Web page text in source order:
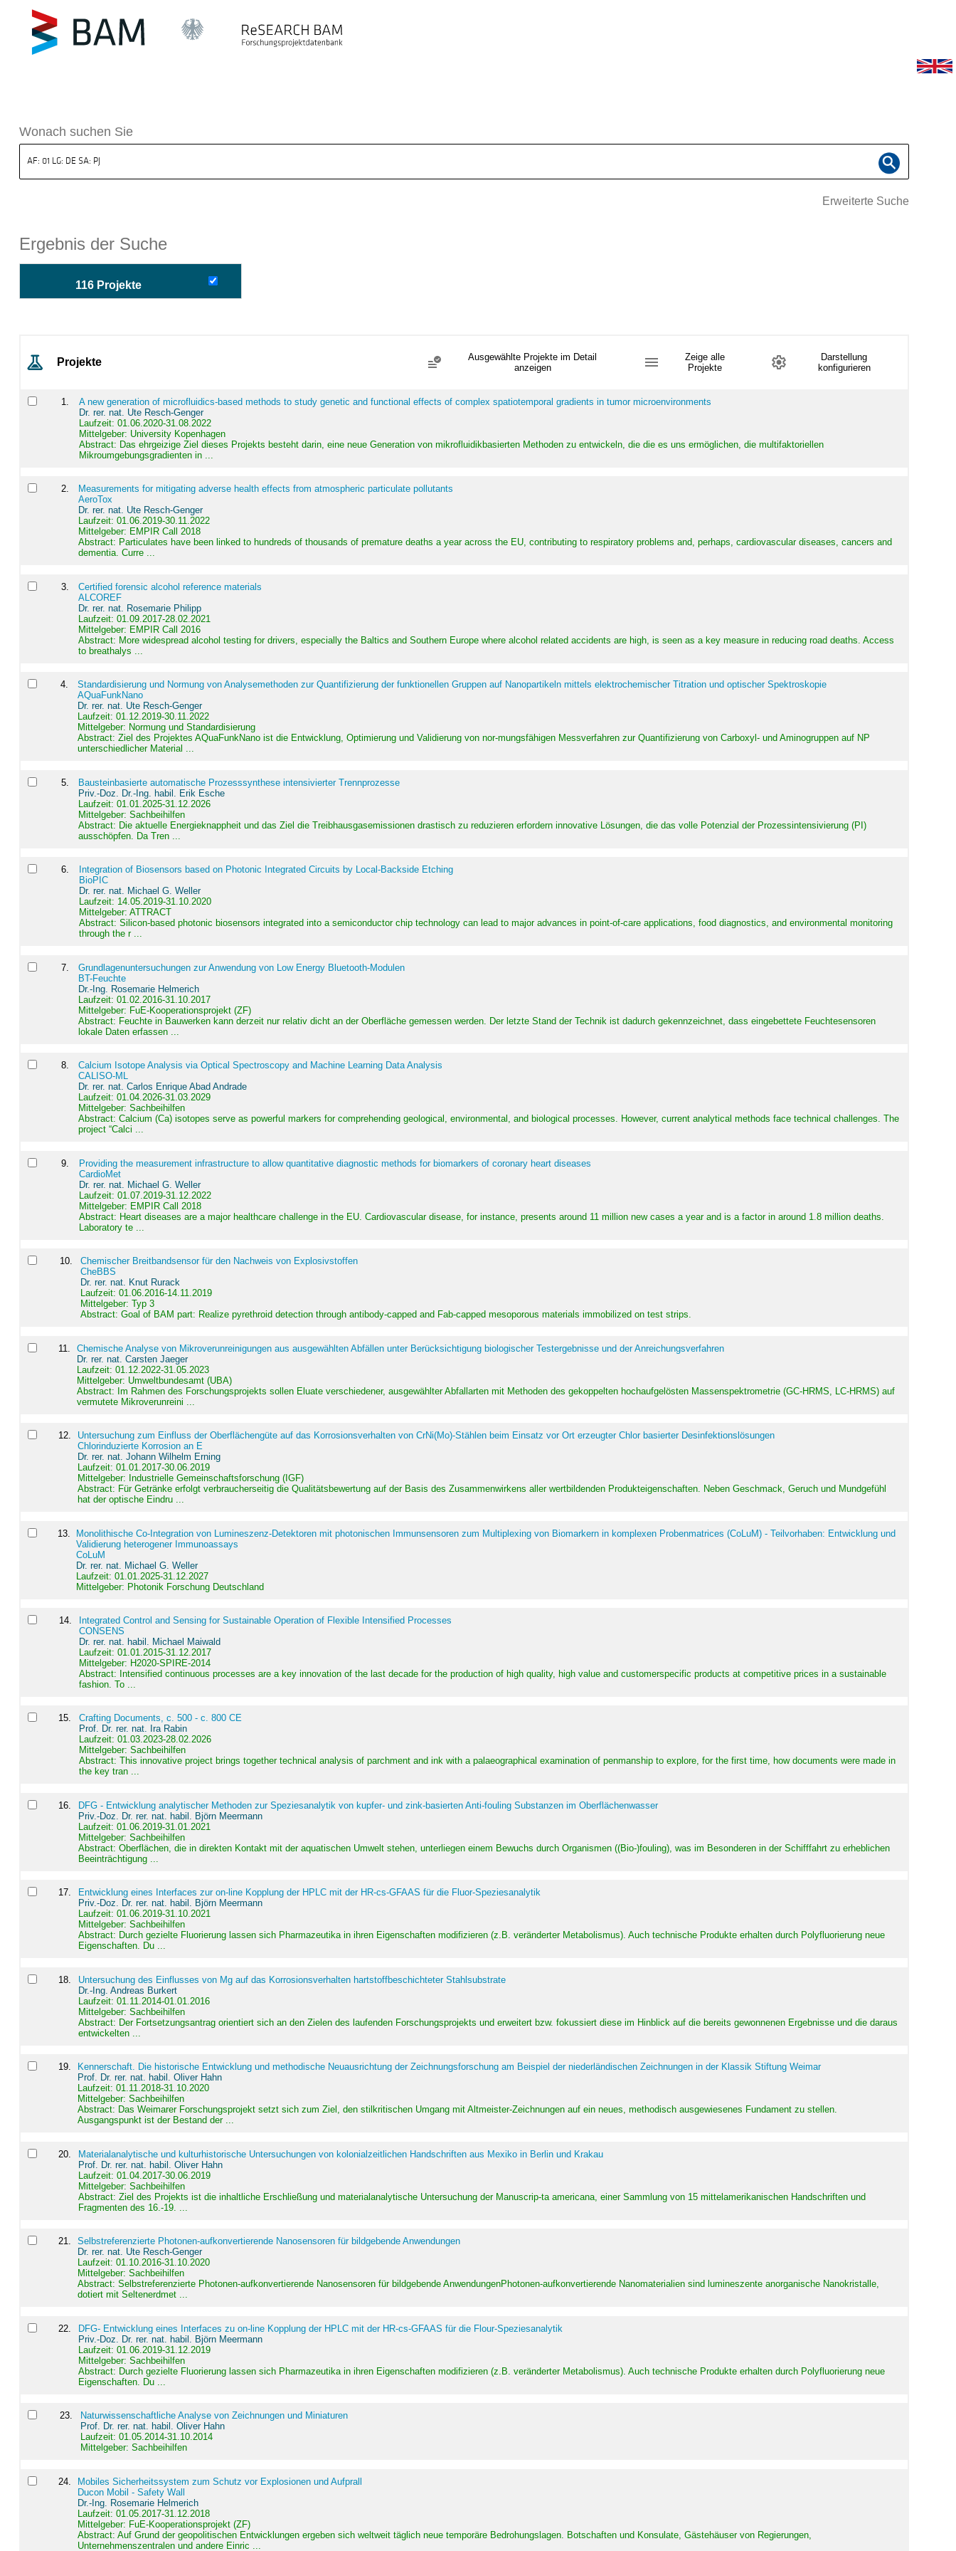
ReSEARCH BAM
Wonach suchen Sie
Erweiterte Suche
Ergebnis der Suche
116 Projekte
Projekte
Ausgewählte Projekte im Detail
anzeigen
Zeige alle
Projekte
Darstellung
konfigurieren
1
A new generation of microfluidics-based methods to study genetic and functional effects of complex spatiotemporal gradients in tumor microenvironments
Dr. rer. nat. Ute Resch-Genger
Laufzeit: 01.06.2020-31.08.2022
Mittelgeber: University Kopenhagen
Abstract: Das ehrgeizige Ziel dieses Projekts besteht darin, eine neue Generation von mikrofluidikbasierten Methoden zu entwickeln, die die es uns ermöglichen, die multifaktoriellen
Mikroumgebungsgradienten in ...
2.
Measurements for mitigating adverse health effects from atmospheric particulate pollutants
AeroTox
Dr. rer. nat. Ute Resch-Genger
Laufzeit: 01.06.2019-30.11.2022
Mittelgeber: EMPIR Call 2018
Abstract: Particulates have been linked to hundreds of thousands of premature deaths a year across the EU, contributing to respiratory problems and, perhaps, cardiovascular diseases, cancers and
dementia. Curre ...
3.
Certified forensic alcohol reference materials
ALCOREF
Dr. rer. nat. Rosemarie Philipp
Laufzeit: 01.09.2017-28.02.2021
Mittelgeber: EMPIR Call 2016
Abstract: More widespread alcohol testing for drivers, especially the Baltics and Southern Europe where alcohol related accidents are high, is seen as a key measure in reducing road deaths. Access
to breathalys ...
4.
Standardisierung und Normung von Analysemethoden zur Quantifizierung der funktionellen Gruppen auf Nanopartikeln mittels elektrochemischer Titration und optischer Spektroskopie
AQuaFunkNano
Dr. rer. nat. Ute Resch-Genger
Laufzeit: 01.12.2019-30.11.2022
Mittelgeber: Normung und Standardisierung
Abstract:Ziel des Projektes AQuaFunkNano ist die Entwicklung, Optimierung und Validierung von nor-mungsfähigen Messverfahren zur Quantifizierung von Carboxyl- und Aminogruppen auf NP
unterschiedlicher Material ...
5.
Bausteinbasierte automatische Prozesssynthese intensivierter Trennprozesse
Priv.-Doz. Dr.-Ing. habil. Erik Esche
Laufzeit: 01.01.2025-31.12.2026
Mittelgeber: Sachbeihilfen
Abstract: Die aktuelle Energieknappheit und das Ziel die Treibhausgasemissionen drastisch zu reduzieren erfordern innovative Lösungen, die das volle Potenzial der Prozessintensivierung (PI)
ausschöpfen. Da Tren ...
6.
Integration of Biosensors based on Photonic Integrated Circuits by Local-Backside Etching
BioPIC
Dr. rer. nat. Michael G. Weller
Laufzeit: 14.05.2019-31.10.2020
Mittelgeber: ATTRACT
Abstract: Silicon-based photonic biosensors integrated into a semiconductor chip technology can lead to major advances in point-of-care applications, food diagnostics, and environmental monitoring
through the r ...
7.
Grundlagenuntersuchungen zur Anwendung von Low Energy Bluetooth-Modulen
BT-Feuchte
Dr.-Ing. Rosemarie Helmerich
Laufzeit: 01.02.2016-31.10.2017
Mittelgeber: FuE-Kooperationsprojekt (ZF)
Abstract: Feuchte in Bauwerken kann derzeit nur relativ dicht an der Oberfläche gemessen werden. Der letzte Stand der Technik ist dadurch gekennzeichnet, dass eingebettete Feuchtesensoren
lokale Daten erfassen ...
8.
Calcium Isotope Analysis via Optical Spectroscopy and Machine Learning Data Analysis
CALISO-ML
Dr. rer. nat. Carlos Enrique Abad Andrade
Laufzeit: 01.04.2026-31.03.2029
Mittelgeber: Sachbeihilfen
Abstract:Calcium (Ca) isotopes serve as powerful markers for comprehending geological, environmental, and biological processes. However, current analytical methods face technical challenges. The
project “Calci ...
9
Providing the measurement infrastructure to allow quantitative diagnostic methods for biomarkers of coronary heart diseases
CardioMet
Dr. rer. nat. Michael G. Weller
Laufzeit: 01.07.2019-31.12.2022
Mittelgeber: EMPIR Call 2018
Abstract: Heart diseases are a major healthcare challenge in the EU. Cardiovascular disease, for instance, presents around 11 million new cases a year and is a factor in around 1.8 million deaths.
Laboratory te ...
10.
Chemischer Breitbandsensor für den Nachweis von Explosivstoffen
CheBBS
Dr. rer. nat. Knut Rurack
Laufzeit: 01.06.2016-14.11.2019
Mittelgeber: Typ 3
Abstract:Goal of BAM part: Realize pyrethroid detection through antibody-capped and Fab-capped mesoporous materials immobilized on test strips.
11
Chemische Analyse von Mikroverunreinigungen aus ausgewählten Abfällen unter Berücksichtigung biologischer Testergebnisse und der Anreichungsverfahren
Dr. rer. nat. Carsten Jaeger
Laufzeit: 01.12.2022-31.05.2023
Mittelgeber: Umweltbundesamt (UBA)
Abstract: Im Rahmen des Forschungsprojekts sollen Eluate verschiedener, ausgewählter Abfallarten mit Methoden des gekoppelten hochaufgelösten Massenspektrometrie (GC-HRMS, LC-HRMS) auf
vermutete Mikroverunreini ...
12.
Untersuchung zum Einfluss der Oberflächengüte auf das Korrosionsverhalten von CrNi(Mo)-Stählen beim Einsatz vor Ort erzeugter Chlor basierter Desinfektionslösungen
Chlorinduzierte Korrosion an E
Dr. rer. nat. Johann Wilhelm Erning
Laufzeit: 01.01.2017-30.06.2019
Mittelgeber: Industrielle Gemeinschaftsforschung (IGF)
Abstract: Für Getränke erfolgt verbraucherseitig die Qualitätsbewertung auf der Basis des Zusammenwirkens aller wertbildenden Produkteigenschaften. Neben Geschmack, Geruch und Mundgefühl
hat der optische Eindru ...
13.
Monolithische Co-Integration von Lumineszenz-Detektoren mit photonischen Immunsensoren zum Multiplexing von Biomarkern in komplexen Probenmatrices (CoLuM) - Teilvorhaben: Entwicklung und
Validierung heterogener Immunoassays
CoLuM
Dr. rer. nat. Michael G. Weller
Laufzeit: 01.01.2025-31.12.2027
Mittelgeber: Photonik Forschung Deutschland
14.
Integrated Control and Sensing for Sustainable Operation of Flexible Intensified Processes
CONSENS
Dr. rer. nat. habil. Michael Maiwald
Laufzeit: 01.01.2015-31.12.2017
Mittelgeber: H2020-SPIRE-2014
Abstract: Intensified continuous processes are a key innovation of the last decade for the production of high quality, high value and customerspecific products at competitive prices in a sustainable
fashion. To ...
15.
Crafting Documents, c. 500 - c. 800 CE
Prof. Dr. rer. nat. Ira Rabin
Laufzeit: 01.03.2023-28.02.2026
Mittelgeber: Sachbeihilfen
Abstract: This innovative project brings together technical analysis of parchment and ink with a palaeographical examination of penmanship to explore, for the first time, how documents were made in
the key tran ...
16
DFG - Entwicklung analytischer Methoden zur Speziesanalytik von kupfer- und zink-basierten Anti-fouling Substanzen im Oberflächenwasser
Priv.-Doz. Dr. rer. nat. habil. Björn Meermann
Laufzeit: 01.06.2019-31.01.2021
Mittelgeber: Sachbeihilfen
Abstract:Oberflächen, die in direkten Kontakt mit der aquatischen Umwelt stehen, unterliegen einem Bewuchs durch Organismen ((Bio-)fouling), was im Besonderen in der Schifffahrt zu erheblichen
Beeinträchtigung ...
17.
Entwicklung eines Interfaces zur on-line Kopplung der HPLC mit der HR-cs-GFAAS für die Fluor-Speziesanalytik
Priv.-Doz. Dr. rer. nat. habil. Björn Meermann
Laufzeit: 01.06.2019-31.10.2021
Mittelgeber: Sachbeihilfen
Abstract: Durch gezielte Fluorierung lassen sich Pharmazeutika in ihren Eigenschaften modifizieren (z.B. veränderter Metabolismus). Auch technische Produkte erhalten durch Polyfluorierung neue
Eigenschaften. Du ...
18
Untersuchung des Einflusses von Mg auf das Korrosionsverhalten hartstoffbeschichteter Stahlsubstrate
Dr.-Ing. Andreas Burkert
Laufzeit: 01.11.2014-01.01.2016
Mittelgeber: Sachbeihilfen
Abstract: Der Fortsetzungsantrag orientiert sich an den Zielen des laufenden Forschungsprojekts und erweitert bzw. fokussiert diese im Hinblick auf die bereits gewonnenen Ergebnisse und die daraus
entwickelten ...
19.
Kennerschaft. Die historische Entwicklung und methodische Neuausrichtung der Zeichnungsforschung am Beispiel der niederländischen Zeichnungen in der Klassik Stiftung Weimar
Prof. Dr. rer. nat. habil. Oliver Hahn
Laufzeit: 01.11.2018-31.10.2020
Mittelgeber: Sachbeihilfen
Abstract: Das Weimarer Forschungsprojekt setzt sich zum Ziel, den stilkritischen Umgang mit Altmeister-Zeichnungen auf ein neues, methodisch ausgewiesenes Fundament zu stellen.
Ausgangspunkt ist der Bestand der ...
20
Materialanalytische und kulturhistorische Untersuchungen von kolonialzeitlichen Handschriften aus Mexiko in Berlin und Krakau
Prof. Dr. rer. nat. habil. Oliver Hahn
Laufzeit: 01.04.2017-30.06.2019
Mittelgeber: Sachbeihilfen
Abstract: Ziel des Projekts ist die inhaltliche Erschließung und materialanalytische Untersuchung der Manuscrip-ta americana, einer Sammlung von 15 mittelamerikanischen Handschriften und
Fragmenten des 16.-19. ...
21.
Selbstreferenzierte Photonen-aufkonvertierende Nanosensoren für bildgebende Anwendungen
Dr. rer. nat. Ute Resch-Genger
Laufzeit: 01.10.2016-31.10.2020
Mittelgeber: Sachbeihilfen
Abstract:Selbstreferenzierte Photonen-aufkonvertierende Nanosensoren für bildgebende AnwendungenPhotonen-aufkonvertierende Nanomaterialien sind lumineszente anorganische Nanokristalle,
dotiert mit Seltenerdmet ...
22
DFG- Entwicklung eines Interfaces zu on-line Kopplung der HPLC mit der HR-cs-GFAAS für die Flour-Speziesanalytik
Priv.-Doz. Dr. rer. nat. habil. Björn Meermann
Laufzeit: 01.06.2019-31.12.2019
Mittelgeber: Sachbeihilfen
Abstract: Durch gezielte Fluorierung lassen sich Pharmazeutika in ihren Eigenschaften modifizieren (z.B. veränderter Metabolismus). Auch technische Produkte erhalten durch Polyfluorierung neue
Eigenschaften. Du ...
23.
Naturwissenschaftliche Analyse von Zeichnungen und Miniaturen
Prof. Dr. rer. nat. habil. Oliver Hahn
Laufzeit: 01.05.2014-31.10.2014
Mittelgeber: Sachbeihilfen
24.
Mobiles Sicherheitssystem zum Schutz vor Explosionen und Aufprall
Ducon Mobil - Safety Wall
Dr.-Ing. Rosemarie Helmerich
Laufzeit: 01.05.2017-31.12.2018
Mittelgeber: FuE-Kooperationsprojekt (ZF)
Abstract:Auf Grund der geopolitischen Entwicklungen ergeben sich weltweit täglich neue temporäre Bedrohungslagen. Botschaften und Konsulate, Gästehäuser von Regierungen,
Unternehmenszentralen und andere Einric ...